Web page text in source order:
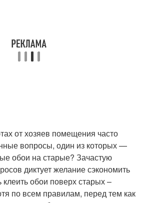
от хозяев помещения часто
вопросы, один из которых —
обои на старые? Зачастую
диктует желание сэкономить
обои поверх старых –
по всем правилам, перед тем как